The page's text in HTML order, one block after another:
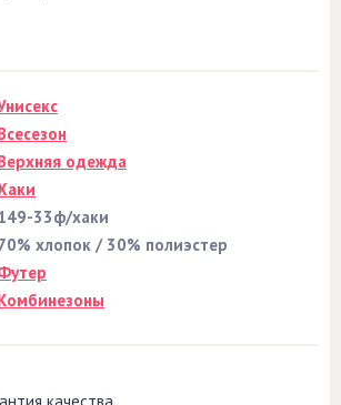
одежда
33ф/хаки
хлопок / 30% полиэстер
качества.